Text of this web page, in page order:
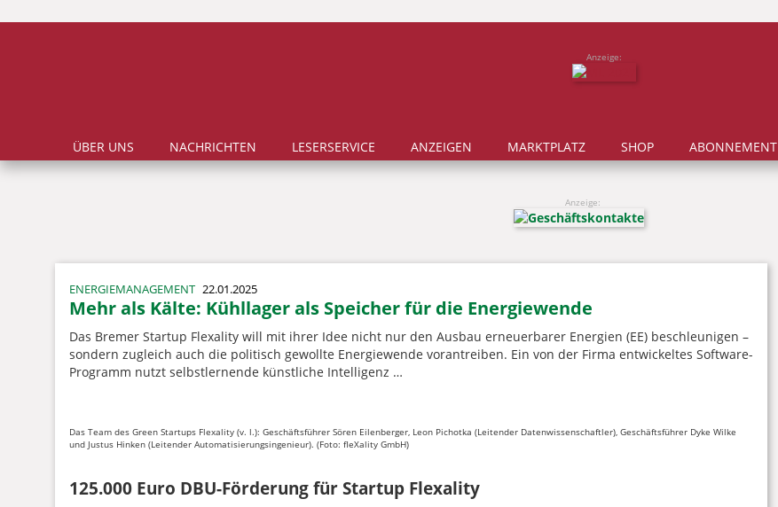
Anzeige:
ÜBER UNS NACHRICHTEN LESERSERVICE ANZEIGEN MARKTPLATZ SHOP ABONNEMENT
Anzeige:
ENERGIEMANAGEMENT 22.01.2025
Mehr als Kälte: Kühllager als Speicher für die Energiewende
Das Bremer Startup Flexality will mit ihrer Idee nicht nur den Ausbau erneuerbarer Energien (EE) beschleunigen –
sondern zugleich auch die politisch gewollte Energiewende vorantreiben. Ein von der Firma entwickeltes Software-
Programm nutzt selbstlernende künstliche Intelligenz …
Das Team des Green Startups Flexality (v. l.): Geschäftsführer Sören Eilenberger, Leon Pichotka (Leitender Datenwissenschaftler), Geschäftsführer Dyke Wilke
und Justus Hinken (Leitender Automatisierungsingenieur). (Foto: fleXality GmbH)
125.000 Euro DBU-Förderung für Startup Flexality